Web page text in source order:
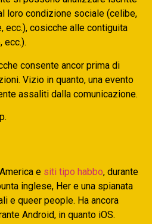
loro condizione sociale (celibe,
ecc.), cosicche alle contiguita
ecc.).
consente ancor prima di
Vizio in quanto, una evento
assaliti dalla comunicazione.
e siti tipo habbo, durante
inglese, Her e una spianata
e queer people. Ha ancora
Android, in quanto iOS.